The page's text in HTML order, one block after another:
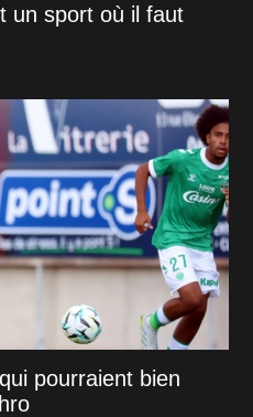
un sport où il faut
pourraient bien